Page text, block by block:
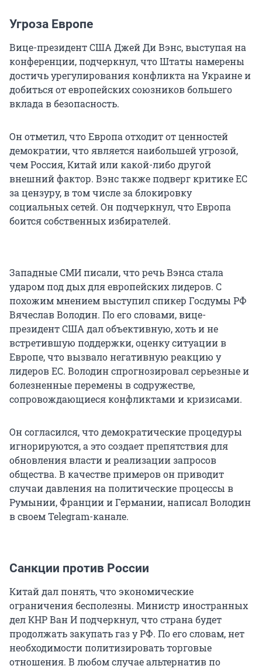
Угроза Европе
Вице-президент США Джей Ди Вэнс, выступая на
конференции, подчеркнул, что Штаты намерены
достичь урегулирования конфликта на Украине и
добиться от европейских союзников большего
вклада в безопасность.
Он отметил, что Европа отходит от ценностей
демократии, что является наибольшей угрозой,
чем Россия, Китай или какой-либо другой
внешний фактор. Вэнс также подверг критике ЕС
за цензуру, в том числе за блокировку
социальных сетей. Он подчеркнул, что Европа
боится собственных избирателей.
Западные СМИ писали, что речь Вэнса стала
ударом под дых для европейских лидеров. С
похожим мнением выступил спикер Госдумы РФ
Вячеслав Володин. По его словами, вице-
президент США дал объективную, хоть и не
встретившую поддержки, оценку ситуации в
Европе, что вызвало негативную реакцию у
лидеров ЕС. Володин спрогнозировал серьезные и
болезненные перемены в содружестве,
сопровождающиеся конфликтами и кризисами.
Он согласился, что демократические процедуры
игнорируются, а это создает препятствия для
обновления власти и реализации запросов
общества. В качестве примеров он приводит
случаи давления на политические процессы в
Румынии, Франции и Германии, написал Володин
в своем Telegram-канале.
Санкции против России
Китай дал понять, что экономические
ограничения бесполезны. Министр иностранных
дел КНР Ван И подчеркнул, что страна будет
продолжать закупать газ у РФ. По его словам, нет
необходимости политизировать торговые
отношения. В любом случае альтернатив по